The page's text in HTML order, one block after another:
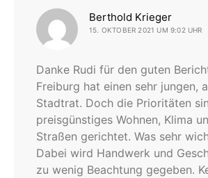
Berthold Krieger
15. OKTOBER 2021 UM 9:02 UHR
Danke Rudi für den guten
Freiburg hat einen sehr jungen,
Stadtrat. Doch die Prioritäten
preisgünstiges Wohnen, Klima
Straßen gerichtet. Was sehr
Dabei wird Handwerk und
zu wenig Beachtung gegeben.